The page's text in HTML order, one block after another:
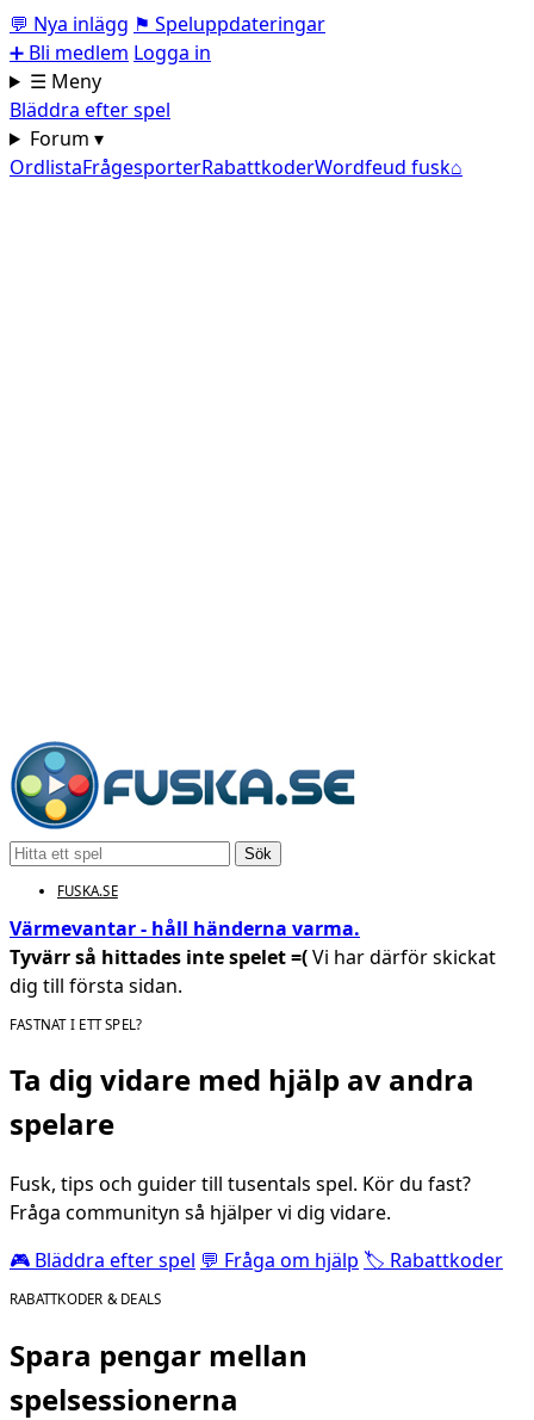
💬 Nya inlägg ⚑ Speluppdateringar
➕ Bli medlem Logga in
☰ Meny
Bläddra efter spel
Forum ▾
OrdlistaFrågesporterRabattkoderWordfeud fusk⌂
Sök
FUSKA.SE
Värmevantar - håll händerna varma.
Tyvärr så hittades inte spelet =(Vi har därför skickat
dig till första sidan.
FASTNAT I ETT SPEL?
Ta dig vidare med hjälp av andra
spelare
Fusk, tips och guider till tusentals spel. Kör du fast?
Fråga communityn så hjälper vi dig vidare.
🎮 Bläddra efter spel 💬 Fråga om hjälp 🏷️ Rabattkoder
RABATTKODER & DEALS
Spara pengar mellan
spelsessionerna